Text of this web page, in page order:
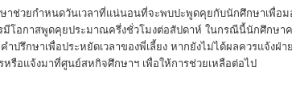
าช่วยกำหนดวันเวลาที่แน่นอนที่จะพบปะพูดคุยกับนักศึกษาเพื่อ
มีโอกาสพูดคุยประมาณครึ่งชั่วโมงต่อสัปดาห์ ในกรณีนี้นักศึกษา
ปรึกษาเพื่อประหยัดเวลาของพี่เลี้ยง หากยังไม่ได้ผลควรแจ้งฝ่
หรือแจ้งมาที่ศูนย์สหกิจศึกษาฯ เพื่อให้การช่วยเหลือต่อไป